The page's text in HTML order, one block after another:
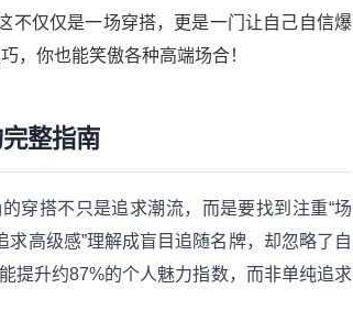
不仅仅是一场穿搭，更是一门让自己自信爆
，你也能笑傲各种高端场合！
整指南
穿搭不只是追求潮流，而是要找到注重“场
高级感”理解成盲目追随名牌，却忽略了自
提升约87%的个人魅力指数，而非单纯追求